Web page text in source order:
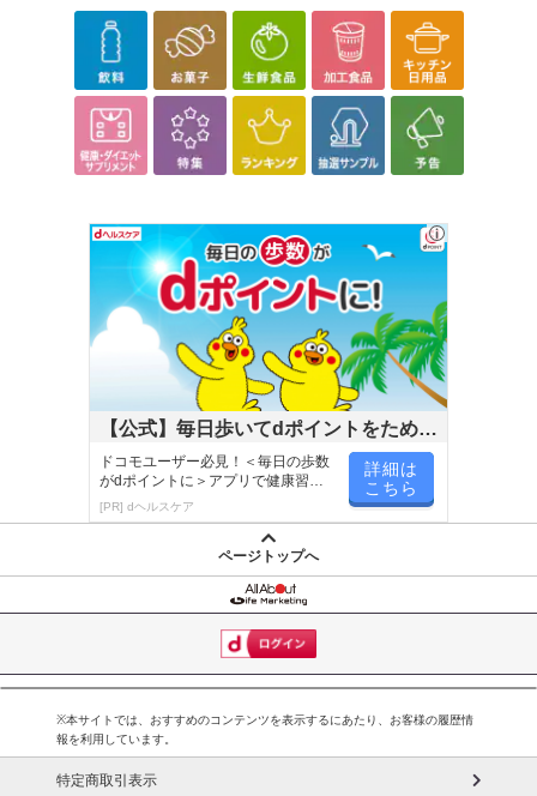
【公式】毎日歩いてdポイントをためよ
う！
ドコモユーザー必見！＜毎日の歩数
がdポイントに＞アプリで健康習慣
が楽しく続く
[PR] dヘルスケア
詳細は
こちら
ページトップへ
※本サイトでは、おすすめのコンテンツを表示するにあたり、お客様の履歴情
報を利用しています。
特定商取引表示